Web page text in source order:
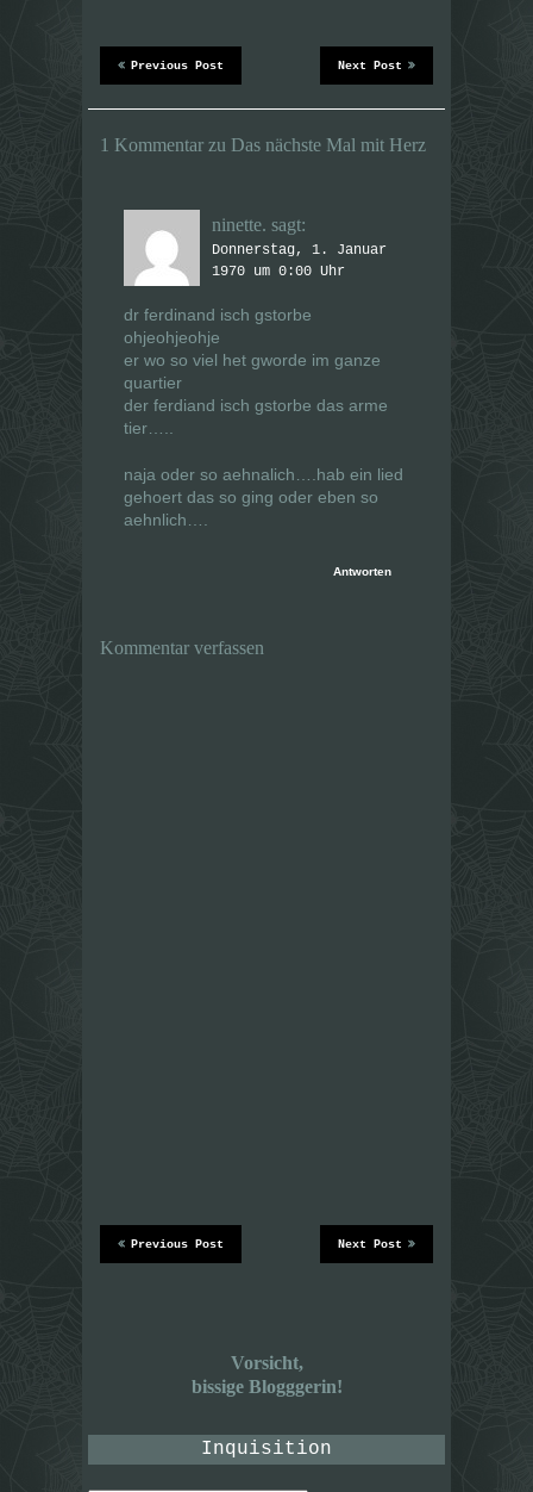
e
u
m
e
n
r
g
e
f
e
t
)
m
e
n
g
ö
e
Next Post
Previous Post
1 Kommentar zu Das nächste Mal mit Herz
ninette. sagt:
Donnerstag, 1. Januar
1970 um 0:00 Uhr
dr ferdinand isch gstorbe
ohjeohjeohje
er wo so viel het gworde im ganze
quartier
der ferdiand isch gstorbe das arme
tier…..
naja oder so aehnalich….hab ein lied
gehoert das so ging oder eben so
aehnlich….
Antworten
Kommentar verfassen
Next Post
Previous Post
Vorsicht,
bissige Blogggerin!
Inquisition